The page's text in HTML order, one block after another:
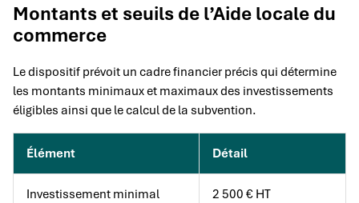
Montants et seuils de l’Aide locale du
commerce
Le dispositif prévoit un cadre financier précis qui détermine
les montants minimaux et maximaux des investissements
éligibles ainsi que le calcul de la subvention.
Élément Détail
Investissement minimal 2 500 € HT